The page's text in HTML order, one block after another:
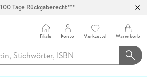
100 Tage Rückgaberecht***
Filiale Konto Merkzettel Warenkorb